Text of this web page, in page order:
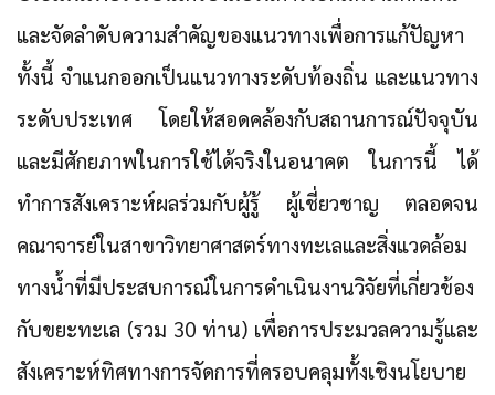
และจัดลำดับความสำคัญของแนวทางเพื่อการแก้ปัญหา
ทั้งนี้ จำแนกออกเป็นแนวทางระดับท้องถิ่น และแนวทาง
ระดับประเทศ โดยให้สอดคล้องกับสถานการณ์ปัจจุบัน
และมีศักยภาพในการใช้ได้จริงในอนาคต ในการนี้ ได้
ทำการสังเคราะห์ผลร่วมกับผู้รู้ ผู้เชี่ยวชาญ ตลอดจน
คณาจารย์ในสาขาวิทยาศาสตร์ทางทะเลและสิ่งแวดล้อม
ทางน้ำที่มีประสบการณ์ในการดำเนินงานวิจัยที่เกี่ยวข้อง
กับขยะทะเล (รวม 30 ท่าน) เพื่อการประมวลความรู้และ
สังเคราะห์ทิศทางการจัดการที่ครอบคลุมทั้งเชิงนโยบาย